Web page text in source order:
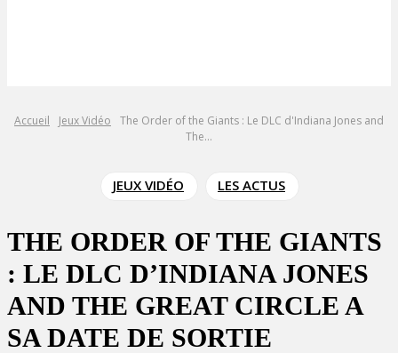
Accueil Jeux Vidéo
The Order of the Giants : Le DLC d'Indiana Jones and
The...
JEUX VIDÉO LES ACTUS
THE ORDER OF THE GIANTS
: LE DLC D’INDIANA JONES
AND THE GREAT CIRCLE A
SA DATE DE SORTIE